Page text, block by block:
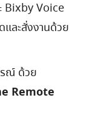
Bixby Voice
ละสั่งงานด้วย
ณ์ ด้วย
Remote